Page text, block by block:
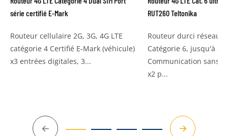
série certifié E-Mark
Routeur cellulaire 2G, 3G, 4G LTE
catégorie 4 Certifié E-Mark (véhicule)
x3 entrées digitales, 3...
RUT260 Teltonika
Routeur durci réseau
Catégorie 6, jusqu'à
Communication sans-
x2 p...
Précédent Suivant